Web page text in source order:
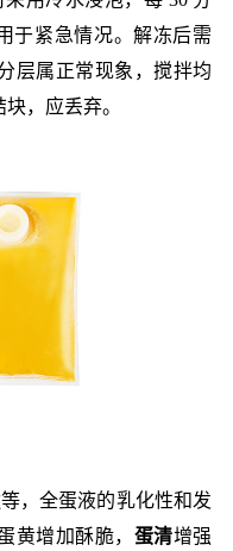
于紧急情况。解冻后需
层属正常现象，搅拌均
，应丢弃。
，全蛋液的乳化性和发
黄增加酥脆， 蛋清增强